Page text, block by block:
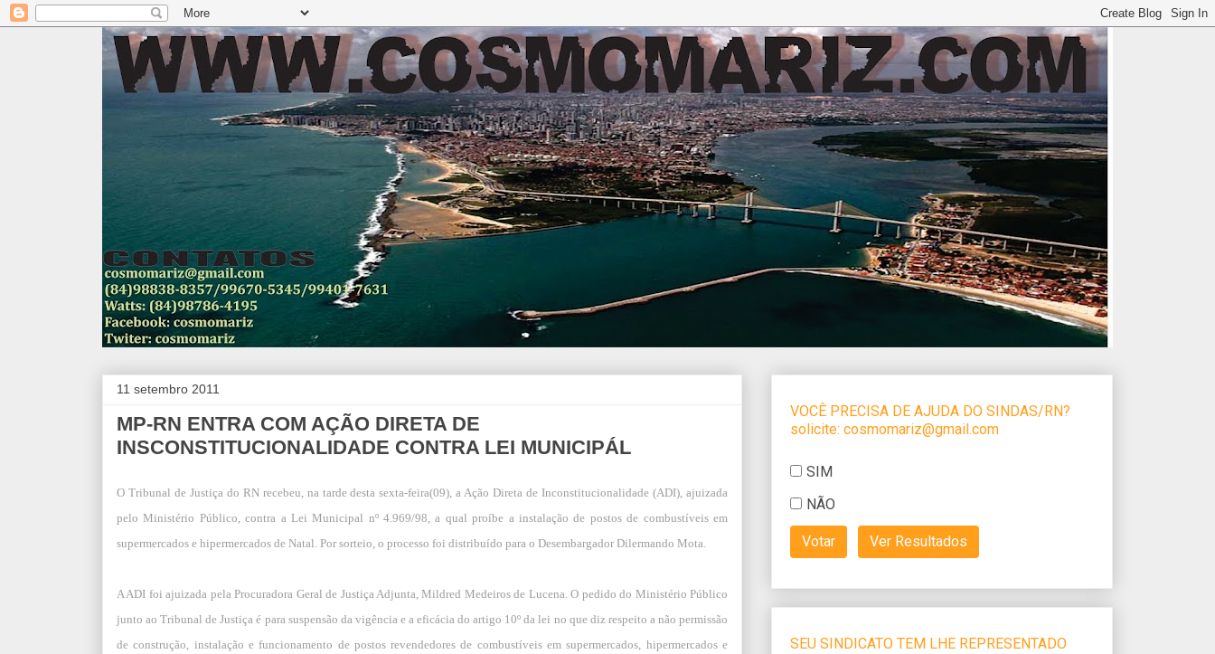
11 setembro 2011
MP-RN ENTRA COM AÇÃO DIRETA DE
INSCONSTITUCIONALIDADE CONTRA LEI MUNICIPÁL
O Tribunal de Justiça do RN recebeu, na tarde desta sexta-feira(09), a Ação Direta de Inconstitucionalidade (ADI), ajuizada
pelo Ministério Público, contra a Lei Municipal nº 4.969/98, a qual proíbe a instalação de postos de combustíveis em
supermercados e hipermercados de Natal. Por sorteio, o processo foi distribuído para o Desembargador Dilermando Mota.
A ADI foi ajuizada pela Procuradora Geral de Justiça Adjunta, Mildred Medeiros de Lucena. O pedido do Ministério Público
junto ao Tribunal de Justiça é para suspensão da vigência e a eficácia do artigo 10º da lei no que diz respeito a não permissão
de construção, instalação e funcionamento de postos revendedores de combustíveis em supermercados, hipermercados e